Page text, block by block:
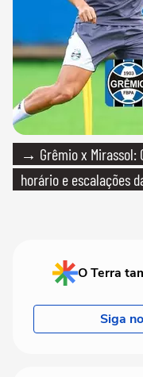
→ Grêmio x Mirassol:
horário e escalações
O Terra
Siga